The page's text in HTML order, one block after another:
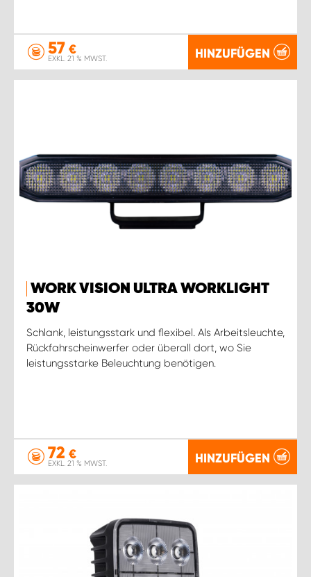
57 €
EXKL. 21 % MWST. HINZUFÜGEN
WORK VISION ULTRA WORKLIGHT
30W
Schlank, leistungsstark und flexibel. Als Arbeitsleuchte,
Rückfahrscheinwerfer oder überall dort, wo Sie
leistungsstarke Beleuchtung benötigen.
72 €
EXKL. 21 % MWST. HINZUFÜGEN